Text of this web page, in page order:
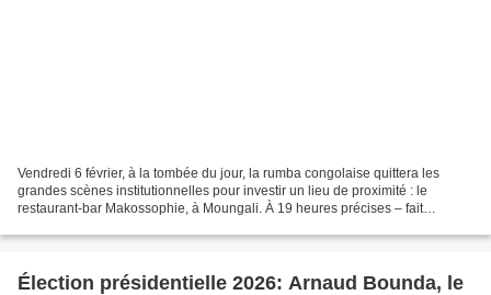
Vendredi 6 février, à la tombée du jour, la rumba congolaise quittera les
grandes scènes institutionnelles pour investir un lieu de proximité : le
restaurant-bar Makossophie, à Moungali. À 19 heures précises – fait
Élection présidentielle 2026: Arnaud Bounda, le